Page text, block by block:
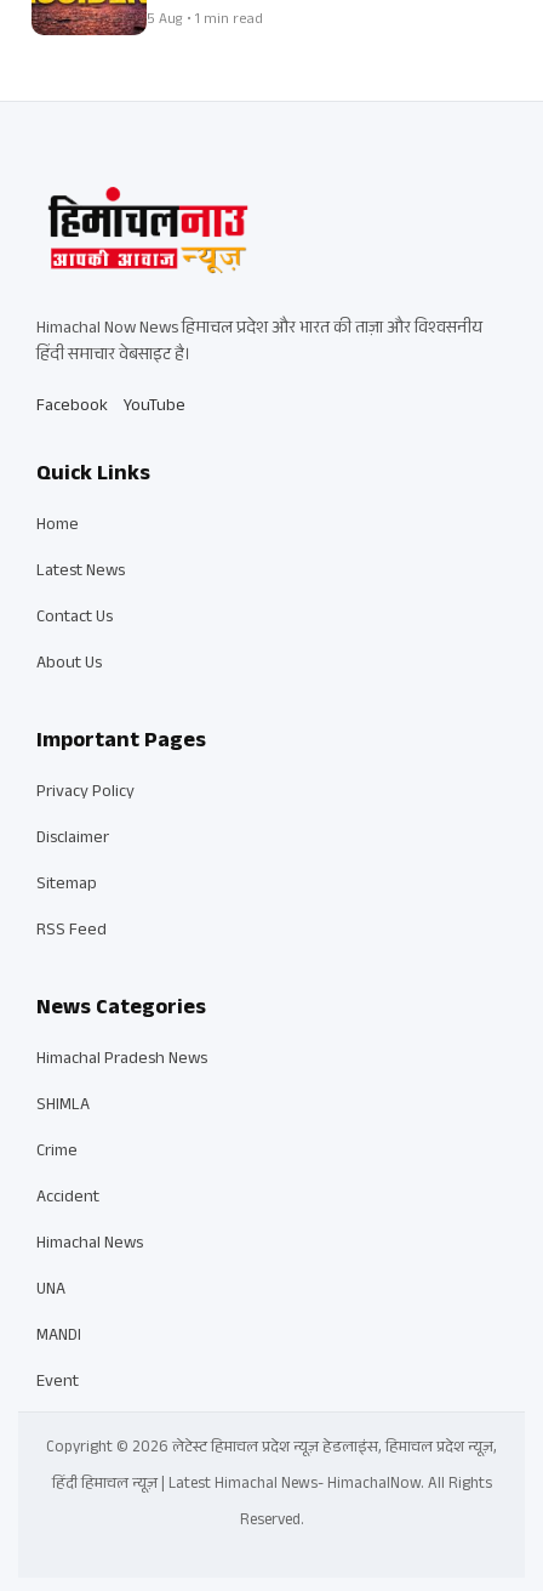
5 Aug • 1 min read
Himachal Now News हिमाचल प्रदेश और भारत की ताज़ा और विश्वसनीय
हिंदी समाचार वेबसाइट है।
Facebook YouTube
Quick Links
Home
Latest News
Contact Us
About Us
Important Pages
Privacy Policy
Disclaimer
Sitemap
RSS Feed
News Categories
Himachal Pradesh News
SHIMLA
Crime
Accident
Himachal News
UNA
MANDI
Event
Copyright © 2026 लेटेस्ट हिमाचल प्रदेश न्यूज़ हेडलाइंस, हिमाचल प्रदेश न्यूज़,
हिंदी हिमाचल न्यूज़ | Latest Himachal News- HimachalNow. All Rights
Reserved.